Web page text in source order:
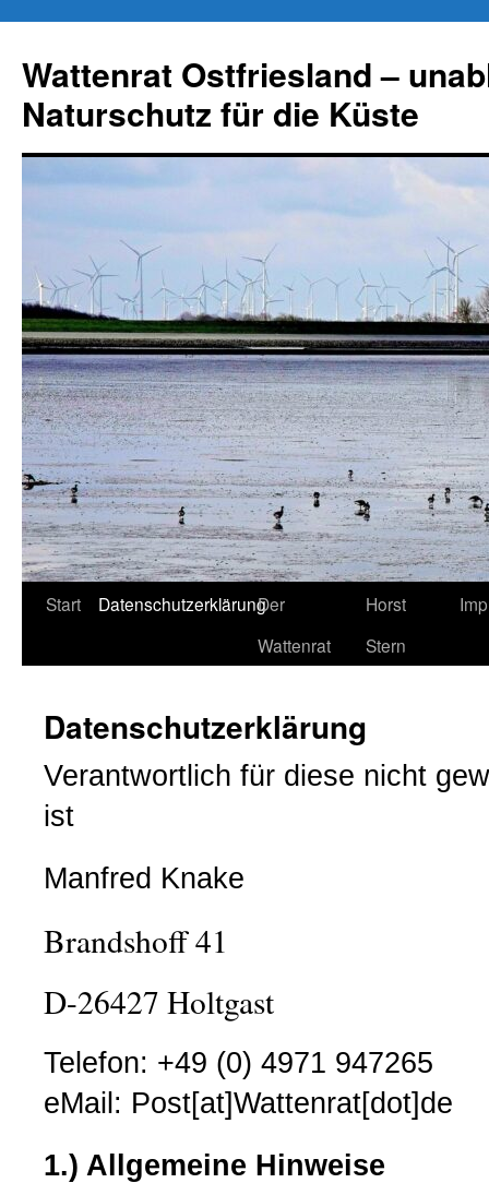
springen
Wattenrat Ostfriesland –
Naturschutz für die Küste
Start DatenschutzerklärungDer
Wattenrat
Horst
Stern
Datenschutzerklärung
Verantwortlich für diese nicht
ist
Manfred Knake
Brandshoff 41
D-26427 Holtgast
Telefon: +49 (0) 4971 947265
eMail: Post[at]Wattenrat[dot]de
1.) Allgemeine Hinweise